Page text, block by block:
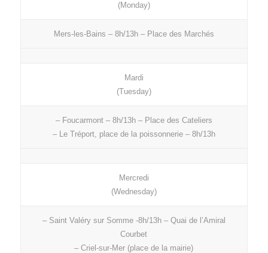
(Monday)
Mers-les-Bains – 8h/13h – Place des Marchés
Mardi
(Tuesday)
– Foucarmont – 8h/13h – Place des Cateliers
– Le Tréport, place de la poissonnerie – 8h/13h
Mercredi
(Wednesday)
– Saint Valéry sur Somme -8h/13h – Quai de l’Amiral
Courbet
– Criel-sur-Mer (place de la mairie)